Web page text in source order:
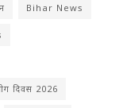
Bihar News
योग दिवस 2026